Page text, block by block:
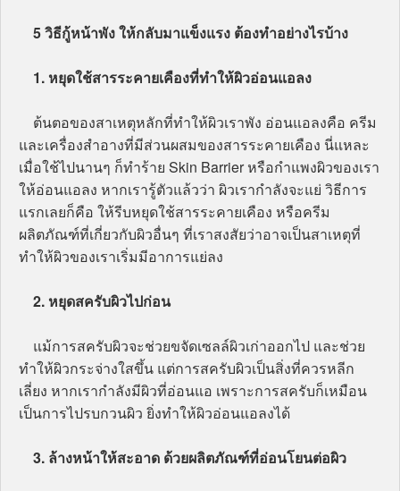
5 วิธีกู้หน้าพัง ให้กลับมาแข็งแรง ต้องทำอย่างไรบ้าง
1. หยุดใช้สารระคายเคืองที่ทำให้ผิวอ่อนแอลง
ต้นตอของสาเหตุหลักที่ทำให้ผิวเราพัง อ่อนแอลงคือ ครีม
และเครื่องสำอางที่มีส่วนผสมของสารระคายเคือง นี่แหละ
เมื่อใช้ไปนานๆ ก็ทำร้าย Skin Barrier หรือกำแพงผิวของเรา
ให้อ่อนแอลง หากเรารู้ตัวแล้วว่า ผิวเรากำลังจะแย่ วิธีการ
แรกเลยก็คือ ให้รีบหยุดใช้สารระคายเคือง หรือครีม
ผลิตภัณฑ์ที่เกี่ยวกับผิวอื่นๆ ที่เราสงสัยว่าอาจเป็นสาเหตุที่
ทำให้ผิวของเราเริ่มมีอาการแย่ลง
2. หยุดสครับผิวไปก่อน
แม้การสครับผิวจะช่วยขจัดเซลล์ผิวเก่าออกไป และช่วย
ทำให้ผิวกระจ่างใสขึ้น แต่การสครับผิวเป็นสิ่งที่ควรหลีก
เลี่ยง หากเรากำลังมีผิวที่อ่อนแอ เพราะการสครับก็เหมือน
เป็นการไปรบกวนผิว ยิ่งทำให้ผิวอ่อนแอลงได้
3. ล้างหน้าให้สะอาด ด้วยผลิตภัณฑ์ที่อ่อนโยนต่อผิว